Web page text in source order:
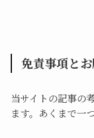
免責事項と
当サイトの記事の
ます。あくまで一